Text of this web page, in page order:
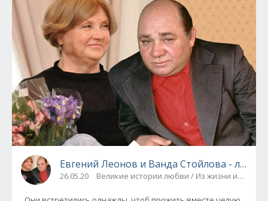
Евгений Леонов и Ванда Стойлова -
26.05.20 Великие истории любви / Из жизни